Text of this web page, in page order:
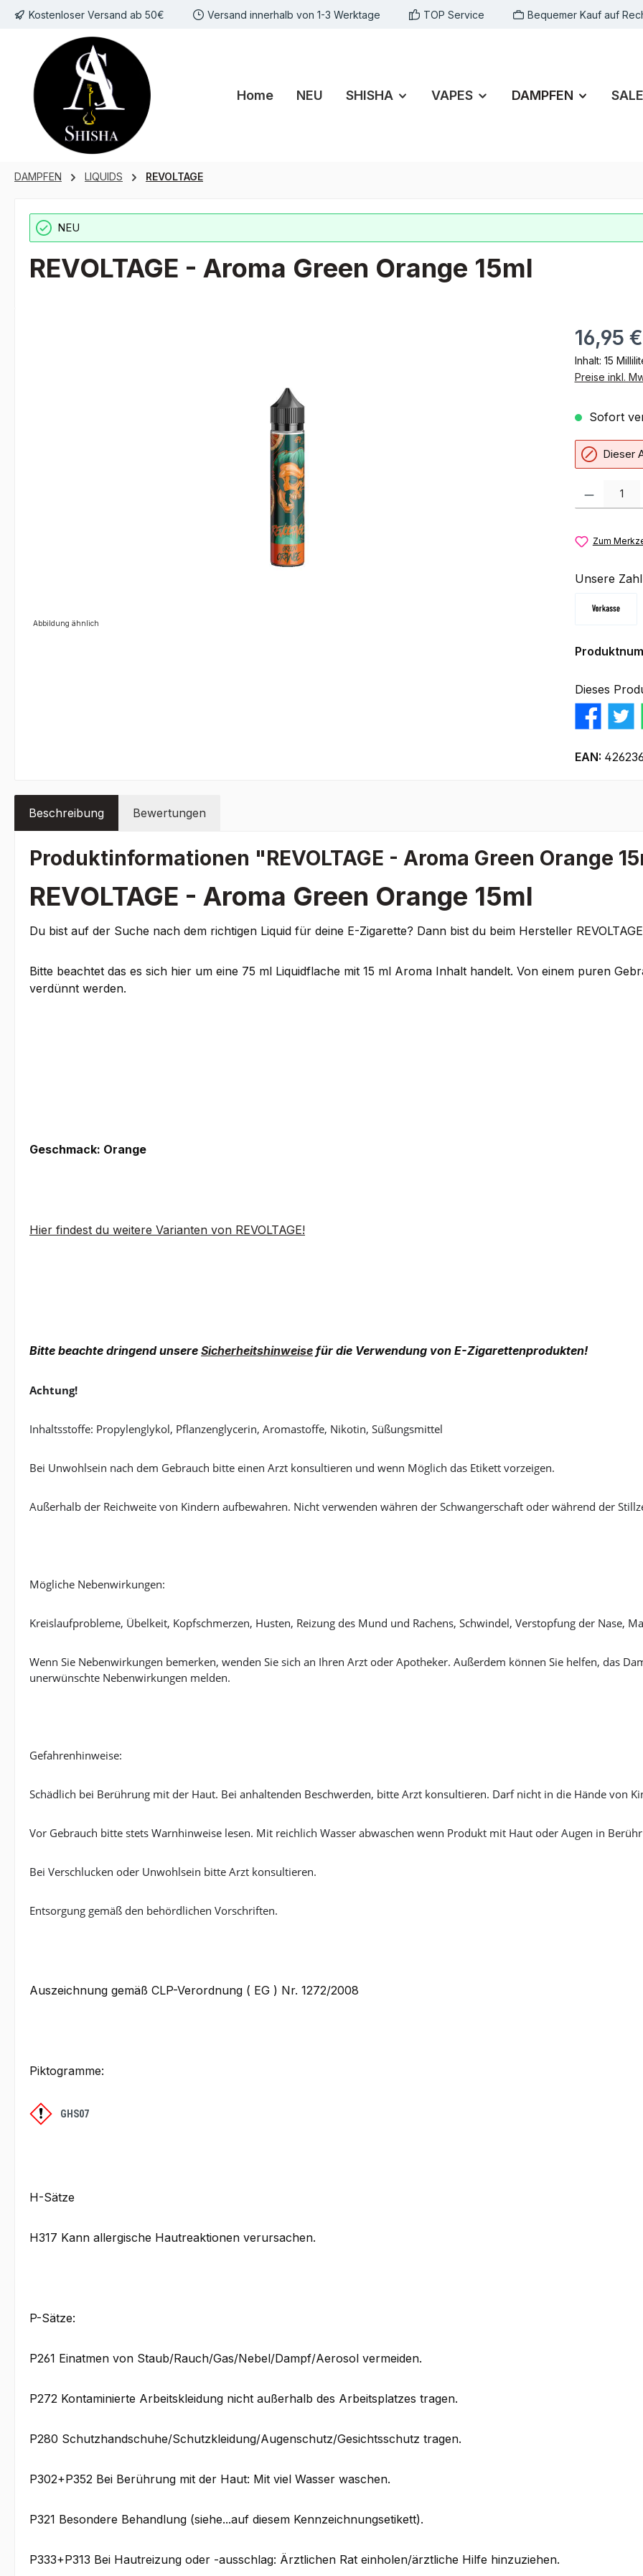
Hauptinhalt springen
Zur Suche springen
Zur Hauptnavigation springen
Kostenloser Versand ab 50€ Versand innerhalb von 1-3 Werktage TOP Service Bequemer Kauf auf
Home NEU SHISHA VAPES DAMPFEN SALE
DAMPFEN LIQUIDS REVOLTAGE
NEU
REVOLTAGE - Aroma Green Orange 15ml
Abbildung ähnlich
16,95 €
Inhalt: 15
Preise inkl.
Sofort
Dieser
Zum
Unsere
Dieses
EAN:
Beschreibung Bewertungen
Produktinformationen "REVOLTAGE - Aroma Green Orange
REVOLTAGE - Aroma Green Orange 15ml
Du bist auf der Suche nach dem richtigen Liquid für deine E-Zigarette? Dann bist du beim Hersteller
Bitte beachtet das es sich hier um eine 75 ml Liquidflache mit 15 ml Aroma Inhalt handelt. Von einem puren
verdünnt werden.
Geschmack: Orange
Hier findest du weitere Varianten von REVOLTAGE!
Bitte beachte dringend unsere Sicherheitshinweise für die Verwendung von E-Zigarettenprodukten!
Achtung!
Inhaltsstoffe: Propylenglykol, Pflanzenglycerin, Aromastoffe, Nikotin, Süßungsmittel
Bei Unwohlsein nach dem Gebrauch bitte einen Arzt konsultieren und wenn Möglich das Etikett vorzeigen.
Außerhalb der Reichweite von Kindern aufbewahren. Nicht verwenden währen der Schwangerschaft oder während der
Mögliche Nebenwirkungen:
Kreislaufprobleme, Übelkeit, Kopfschmerzen, Husten, Reizung des Mund und Rachens, Schwindel, Verstopfung der Nase,
Wenn Sie Nebenwirkungen bemerken, wenden Sie sich an Ihren Arzt oder Apotheker. Außerdem können Sie helfen, das
unerwünschte Nebenwirkungen melden.
Gefahrenhinweise:
Schädlich bei Berührung mit der Haut. Bei anhaltenden Beschwerden, bitte Arzt konsultieren. Darf nicht in die Hände von
Vor Gebrauch bitte stets Warnhinweise lesen. Mit reichlich Wasser abwaschen wenn Produkt mit Haut oder Augen in
Bei Verschlucken oder Unwohlsein bitte Arzt konsultieren.
Entsorgung gemäß den behördlichen Vorschriften.
Auszeichnung gemäß CLP-Verordnung ( EG ) Nr. 1272/2008
Piktogramme:
GHS07
H-Sätze
H317 Kann allergische Hautreaktionen verursachen.
P-Sätze:
P261 Einatmen von Staub/Rauch/Gas/Nebel/Dampf/Aerosol vermeiden.
P272 Kontaminierte Arbeitskleidung nicht außerhalb des Arbeitsplatzes tragen.
P280 Schutzhandschuhe/Schutzkleidung/Augenschutz/Gesichtsschutz tragen.
P302+P352 Bei Berührung mit der Haut: Mit viel Wasser waschen.
P321 Besondere Behandlung (siehe...auf diesem Kennzeichnungsetikett).
P333+P313 Bei Hautreizung oder -ausschlag: Ärztlichen Rat einholen/ärztliche Hilfe hinzuziehen.